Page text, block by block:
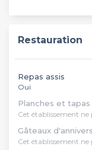
Restauration
Repas assis
Oui
Planches et tapas
Cet établissement ne
Gâteaux
Cet établissement ne